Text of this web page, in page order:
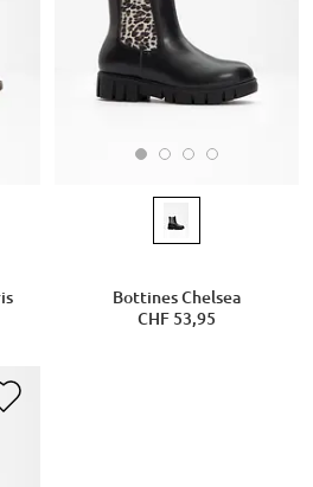
Bottines Chelsea
CHF 53,95